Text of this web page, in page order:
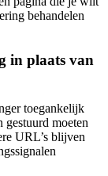
behandelen
in plaats van
toegankelijk
gestuurd moeten
URL’s blijven